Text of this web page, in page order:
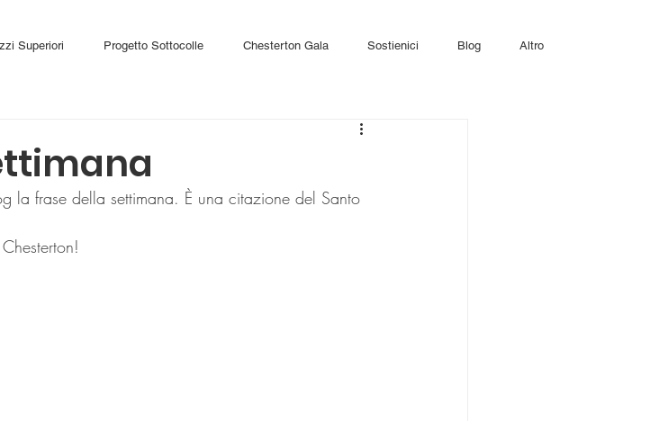
Superiori Progetto Sottocolle Chesterton Gala Sostienici Blog Altro
la frase della settimana. È una citazione del Santo